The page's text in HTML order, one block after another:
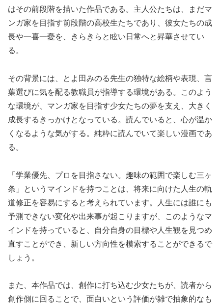
はその前段階を描いた作品である。主人公たちは、まだマ
ンガ家を目指す前段階の高校生たちであり、彼女たちの成
長や一喜一憂を、きらきらと眩い日常へと昇華させてい
る。
その背景には、とよ田みのる先生の独特な絵柄や表現、言
葉選びに気を配る教職員が指導する環境がある。このよう
な環境が、マンガ家を目指す少女たちの夢を支え、大きく
成長するきっかけとなっている。読んでいると、心が温か
くなるような気がする。純粋に読んでいて楽しい漫画であ
る。
「学業優先、プロを目指さない。趣味の範囲で楽しむ三ヶ
条」というマインドを持つことは、将来に向けた人生の軌
道修正を容易にすると考えられています。人生には誰にも
予測できない変化や出来事が起こりますが、このようなマ
インドを持っていると、自分自身の目標や人生観を見つめ
直すことができ、新しい方向性を模索することができるで
しょう。
また、本作品では、創作に打ち込む少女たちが、読者から
創作側に回ることで、面白いという評価が雑で抽象的なも